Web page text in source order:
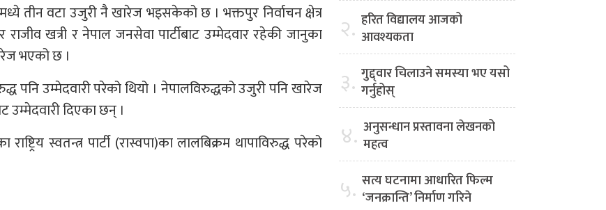
तीन वटा उजुरी नै खारेज भइसकेको छ । भक्तपुर निर्वाचन क्षेत्र
खत्री र नेपाल जनसेवा पार्टीबाट उम्मेदवार रहेकी जानुका
भएको छ ।
पनि उम्मेदवारी परेको थियो । नेपालविरुद्धको उजुरी पनि खारेज
उम्मेदवारी दिएका छन् ।
स्वतन्त्र पार्टी (रास्वपा)का लालबिक्रम थापाविरुद्ध परेको
२. हरित विद्यालय आजको
आवश्यकता
३. गुद्द्वार चिलाउने समस्या भए यसो
गर्नुहोस्
४. अनुसन्धान प्रस्तावना लेखनको
महत्व
५. सत्य घटनामा आधारित फिल्म
‘जनक्रान्ति’ निर्माण गरिने